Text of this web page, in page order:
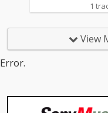
1
View
Error.